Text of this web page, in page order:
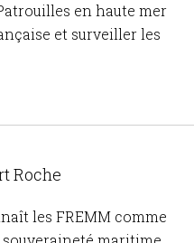
en haute mer
et surveiller les
Roche
les FREMM comme